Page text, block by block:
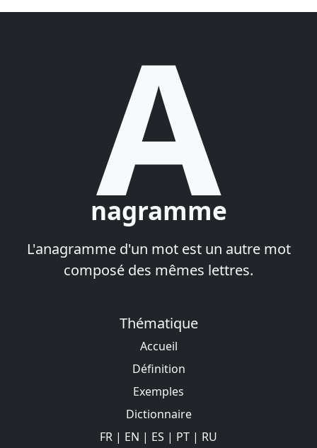
A
nagramme
L'anagramme d'un mot est un autre mot
composé des mêmes lettres.
Thématique
Accueil
Définition
Exemples
Dictionnaire
FR | EN | ES | PT | RU